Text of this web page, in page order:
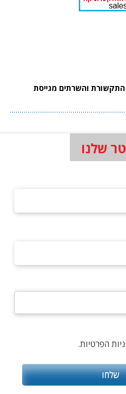
והשרתים מגייסת
שלנו
הפרטיות.